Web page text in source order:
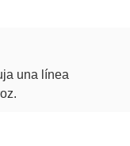
una línea